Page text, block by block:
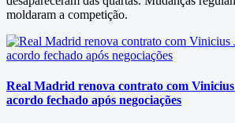
moldaram a competição.
Real Madrid renova contrato com
acordo fechado após negociações